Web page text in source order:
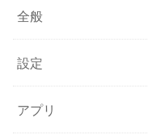
全般
設定
アプリ